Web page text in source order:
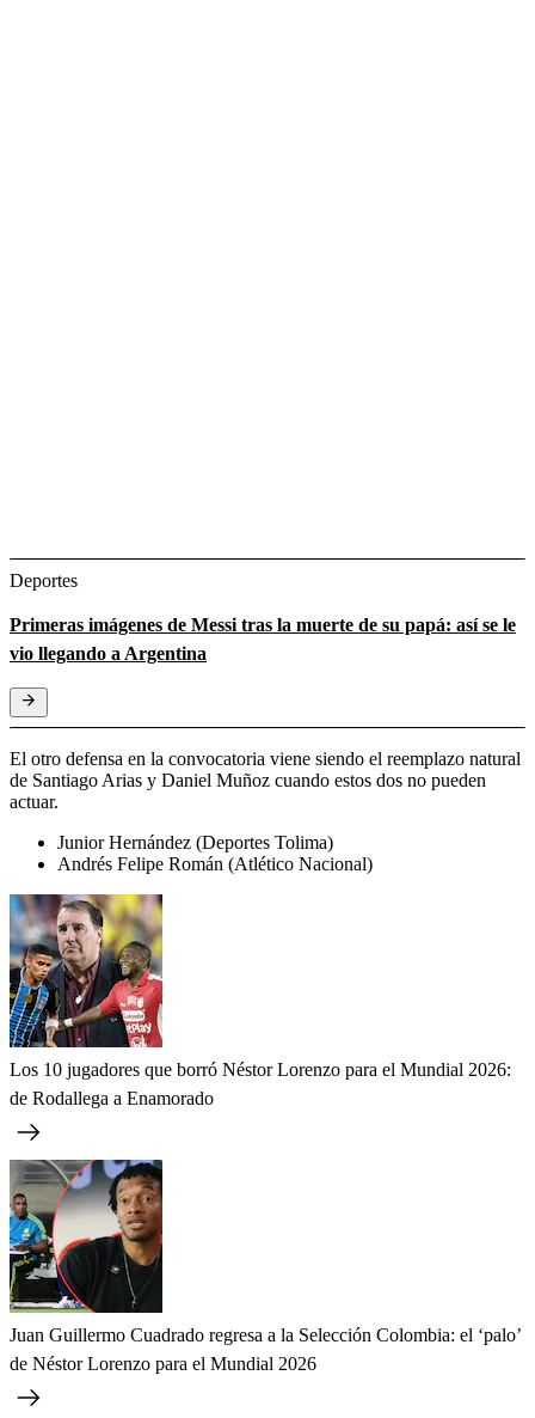
Deportes
Primeras imágenes de Messi tras la muerte de su papá: así se le
vio llegando a Argentina
El otro defensa en la convocatoria viene siendo el reemplazo natural
de Santiago Arias y Daniel Muñoz cuando estos dos no pueden
actuar.
Junior Hernández (Deportes Tolima)
Andrés Felipe Román (Atlético Nacional)
Los 10 jugadores que borró Néstor Lorenzo para el Mundial 2026:
de Rodallega a Enamorado
Juan Guillermo Cuadrado regresa a la Selección Colombia: el ‘palo’
de Néstor Lorenzo para el Mundial 2026